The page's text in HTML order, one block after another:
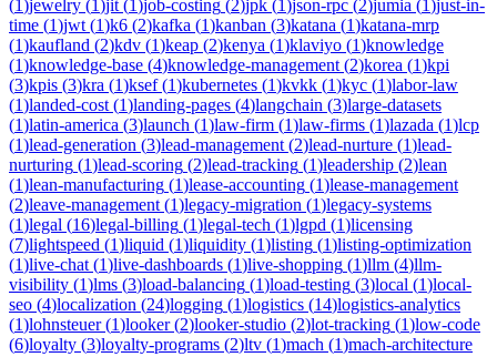
(1)jewelry (1)jit (1)job-costing (2)jpk (1)json-rpc (2)jumia (1)just-in-
time (1)jwt (1)k6 (2)kafka (1)kanban (3)katana (1)katana-mrp
(1)kaufland (2)kdv (1)keap (2)kenya (1)klaviyo (1)knowledge
(1)knowledge-base (4)knowledge-management (2)korea (1)kpi
(3)kpis (3)kra (1)ksef(1)kubernetes (1)kvkk (1)kyc (1)labor-law
(1)landed-cost (1)landing-pages (4)langchain (3)large-datasets
(1)latin-america (3)launch (1)law-firm (1)law-firms (1)lazada (1)lcp
(1)lead-generation (3)lead-management (2)lead-nurture (1)lead-
nurturing (1)lead-scoring (2)lead-tracking (1)leadership (2)lean
(1)lean-manufacturing (1)lease-accounting (1)lease-management
(2)leave-management (1)legacy-migration (1)legacy-systems
(1)legal (16)legal-billing (1)legal-tech (1)lgpd (1)licensing
(7)lightspeed (1)liquid (1)liquidity (1)listing (1)listing-optimization
(1)live-chat (1)live-dashboards (1)live-shopping (1)llm (4)llm-
visibility (1)lms (3)load-balancing (1)load-testing (3)local (1)local-
seo (4)localization (24)logging (1)logistics (14)logistics-analytics
(1)lohnsteuer(1)looker(2)looker-studio (2)lot-tracking (1)low-code
(6)loyalty (3)loyalty-programs (2)ltv (1)mach (1)mach-architecture